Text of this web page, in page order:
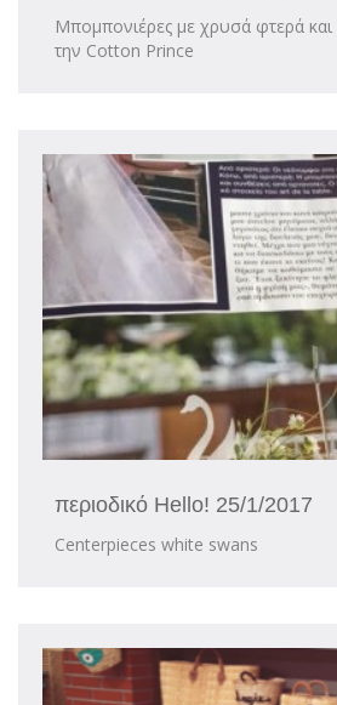
Μπομπονιέρες με χρυσά φτερά
την Cotton Prince
περιοδικό Hello! 25/1/2017
Centerpieces white swans